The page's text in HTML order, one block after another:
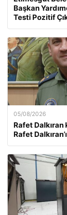
Başkan
Testi Pozitif
05/08/2026
Rafet Dalkıran
Rafet